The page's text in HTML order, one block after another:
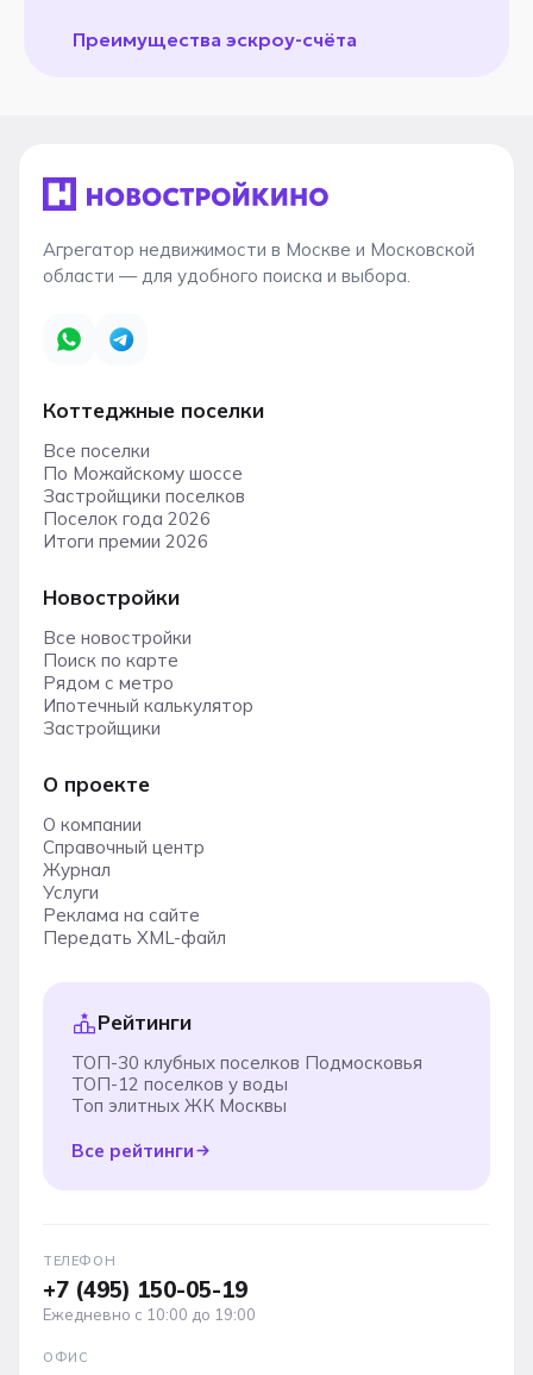
Преимущества эскроу-счёта
Агрегатор недвижимости в Москве и Московской
области — для удобного поиска и выбора.
Коттеджные поселки
Все поселки
По Можайскому шоссе
Застройщики поселков
Поселок года 2026
Итоги премии 2026
Новостройки
Все новостройки
Поиск по карте
Рядом с метро
Ипотечный калькулятор
Застройщики
О проекте
О компании
Справочный центр
Журнал
Услуги
Реклама на сайте
Передать XML-файл
Рейтинги
ТОП-30 клубных поселков Подмосковья
ТОП-12 поселков у воды
Топ элитных ЖК Москвы
Все рейтинги
ТЕЛЕФОН
+7 (495) 150-05-19
Ежедневно с 10:00 до 19:00
ОФИС